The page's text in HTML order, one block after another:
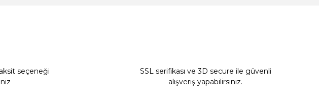
seçeneği
SSL serifikası ve 3D secure ile güvenli
alışveriş yapabilirsiniz.